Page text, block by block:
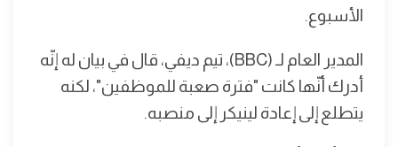
الأسبوع.
المدير العام لـ (BBC)، تيم ديفي، قال في بيان له إنّه
أدرك أنّها كانت "فترة صعبة للموظفين"، لكنه
يتطلع إلى إعادة لينيكر إلى منصبه.